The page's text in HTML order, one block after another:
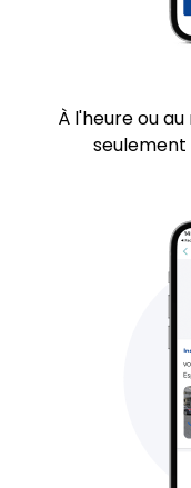
À l'heure ou au
seulement